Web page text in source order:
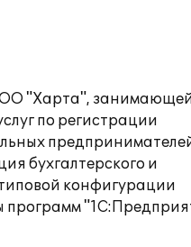
"Харта",
по регистрации
бухгалтерского и
конфигурации
программ